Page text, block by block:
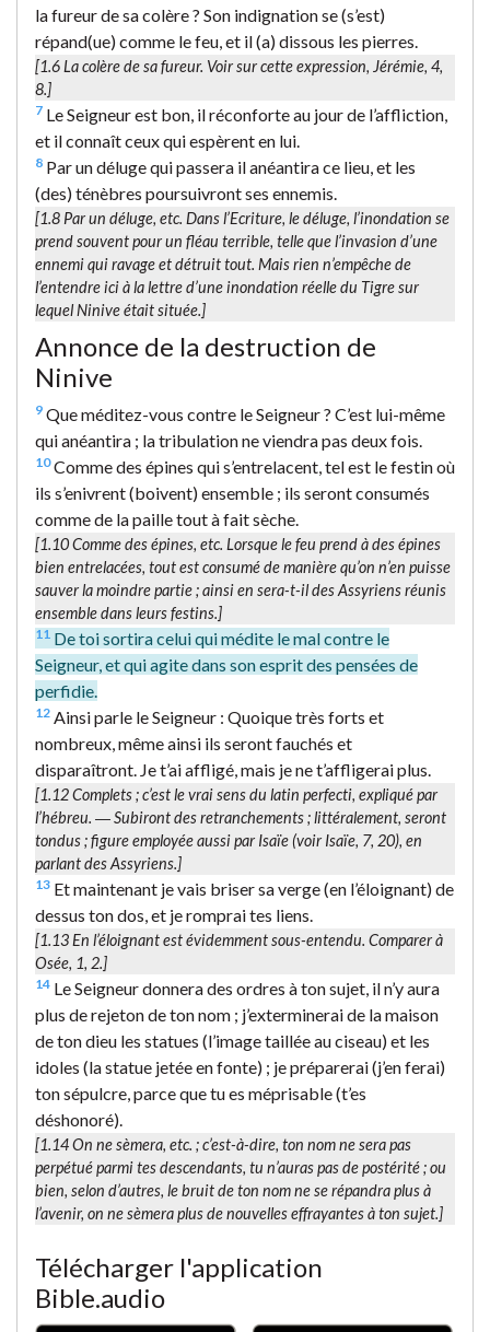
la fureur de sa colère ? Son indignation se (s’est)
répand(ue) comme le feu, et il (a) dissous les pierres.
[1.6La colère de sa fureur. Voir sur cette expression, Jérémie, 4,
8.]
7 Le Seigneur est bon, il réconforte au jour de l’affliction,
et il connaît ceux qui espèrent en lui.
8 Par un déluge qui passera il anéantira ce lieu, et les
(des) ténèbres poursuivront ses ennemis.
[1.8 Par un déluge, etc. Dans l’Ecriture, le déluge, l’inondation se
prend souvent pour un fléau terrible, telle que l’invasion d’une
ennemi qui ravage et détruit tout. Mais rien n’empêche de
l’entendre ici à la lettre d’une inondation réelle du Tigre sur
lequel Ninive était située.]
Annonce de la destruction de
Ninive
9 Que méditez-vous contre le Seigneur ? C’est lui-même
qui anéantira ; la tribulation ne viendra pas deux fois.
10Comme des épines qui s’entrelacent, tel est le festin où
ils s’enivrent (boivent) ensemble ; ils seront consumés
comme de la paille tout à fait sèche.
[1.10Comme des épines, etc. Lorsque le feu prend à des épines
bien entrelacées, tout est consumé de manière qu’on n’en puisse
sauver la moindre partie ; ainsi en sera-t-il des Assyriens réunis
ensemble dans leurs festins.]
11 De toi sortira celui qui médite le mal contre le
Seigneur, et qui agite dans son esprit des pensées de
perfidie.
12 Ainsi parle le Seigneur : Quoique très forts et
nombreux, même ainsi ils seront fauchés et
disparaîtront. Je t’ai affligé, mais je ne t’affligerai plus.
[1.12Complets; c’est le vrai sens du latin perfecti, expliqué par
l’hébreu. ―Subiront des retranchements; littéralement, seront
tondus; figure employée aussi par Isaïe (voir Isaïe, 7, 20), en
parlant des Assyriens.]
13 Et maintenant je vais briser sa verge (en l’éloignant) de
dessus ton dos, et je romprai tes liens.
[1.13En l’éloignantest évidemment sous-entendu. Comparer à
Osée, 1, 2.]
14 Le Seigneur donnera des ordres à ton sujet, il n’y aura
plus de rejeton de ton nom ; j’exterminerai de la maison
de ton dieu les statues (l’image taillée au ciseau) et les
idoles (la statue jetée en fonte) ; je préparerai (j’en ferai)
ton sépulcre, parce que tu es méprisable (t’es
déshonoré).
[1.14On ne sèmera, etc. ; c’est-à-dire, ton nom ne sera pas
perpétué parmi tes descendants, tu n’auras pas de postérité ; ou
bien, selon d’autres, le bruit de ton nom ne se répandra plus à
l’avenir, on ne sèmera plus de nouvelles effrayantes à ton sujet.]
Télécharger l'application
Bible.audio